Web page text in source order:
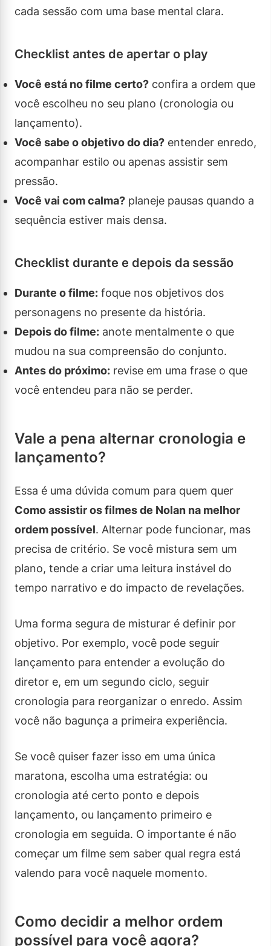
cada sessão com uma base mental clara.
Checklist antes de apertar o play
Você está no filme certo? confira a ordem que
você escolheu no seu plano (cronologia ou
lançamento).
Você sabe o objetivo do dia? entender enredo,
acompanhar estilo ou apenas assistir sem
pressão.
Você vai com calma? planeje pausas quando a
sequência estiver mais densa.
Checklist durante e depois da sessão
Durante o filme: foque nos objetivos dos
personagens no presente da história.
Depois do filme: anote mentalmente o que
mudou na sua compreensão do conjunto.
Antes do próximo: revise em uma frase o que
você entendeu para não se perder.
Vale a pena alternar cronologia e
lançamento?
Essa é uma dúvida comum para quem quer
Como assistir os filmes de Nolan na melhor
ordem possível. Alternar pode funcionar, mas
precisa de critério. Se você mistura sem um
plano, tende a criar uma leitura instável do
tempo narrativo e do impacto de revelações.
Uma forma segura de misturar é definir por
objetivo. Por exemplo, você pode seguir
lançamento para entender a evolução do
diretor e, em um segundo ciclo, seguir
cronologia para reorganizar o enredo. Assim
você não bagunça a primeira experiência.
Se você quiser fazer isso em uma única
maratona, escolha uma estratégia: ou
cronologia até certo ponto e depois
lançamento, ou lançamento primeiro e
cronologia em seguida. O importante é não
começar um filme sem saber qual regra está
valendo para você naquele momento.
Como decidir a melhor ordem
possível para você agora?